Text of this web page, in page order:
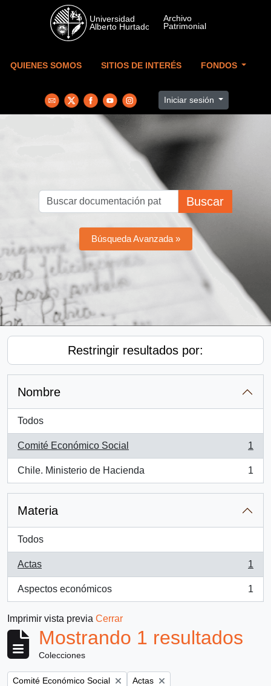
Skip to main content
QUIENES SOMOS SITIOS DE INTERÉS FONDOS
Iniciar sesión
Buscar
Búsqueda Avanzada »
Restringir resultados por:
Nombre
Todos
Comité Económico Social
, 1 resultados
1
Chile. Ministerio de Hacienda
, 1 resultados
1
Materia
Todos
Actas
, 1 resultados
1
Aspectos económicos
, 1 resultados
1
Imprimir vista previa Cerrar
Mostrando 1 resultados
Colecciones
Remove filter:
Comité Económico Social Remove filter:
Actas